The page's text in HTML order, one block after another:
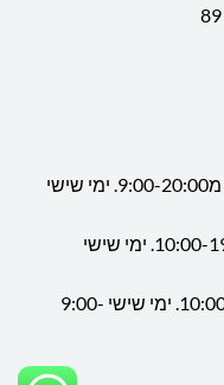
ימים א'-ה' מ9:00-20:00. ימי שישי
: א'-ה' 10:00-19:00. ימי שישי
א'-ה' 10:00-20:00. ימי שישי 9:00-